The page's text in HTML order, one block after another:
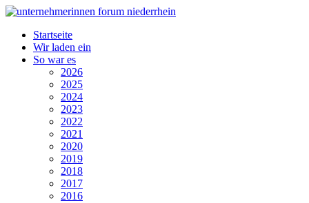
Startseite
Wir laden ein
So war es
2026
2025
2024
2023
2022
2021
2020
2019
2018
2017
2016